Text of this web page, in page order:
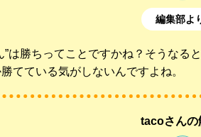
編集部よ
”は勝ちってことですかね？そうなる
てている気がしないんですよね。
tacoさんの